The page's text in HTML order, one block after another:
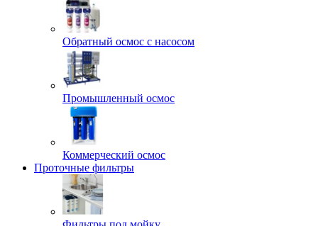
Обратный осмос с насосом
Промышленный осмос
Коммерческий осмос
Проточные фильтры